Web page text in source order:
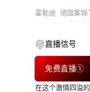
霍勒迪 德国集锦
直播信号
免费直播①
在这个激情四溢